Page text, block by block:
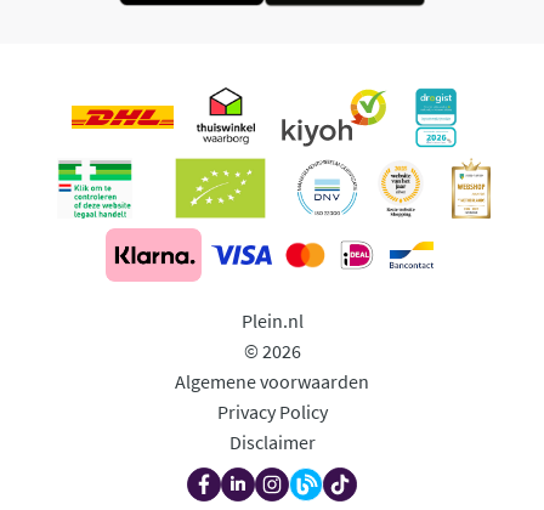
Plein.nl
© 2026
Algemene voorwaarden
Privacy Policy
Disclaimer